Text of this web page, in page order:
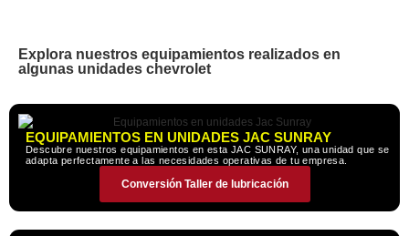
Explora nuestros equipamientos realizados en
algunas unidades chevrolet
EQUIPAMIENTOS EN UNIDADES JAC SUNRAY
Descubre nuestros equipamientos en esta JAC SUNRAY, una unidad que se
adapta perfectamente a las necesidades operativas de tu empresa.
Conversión Taller de lubricación